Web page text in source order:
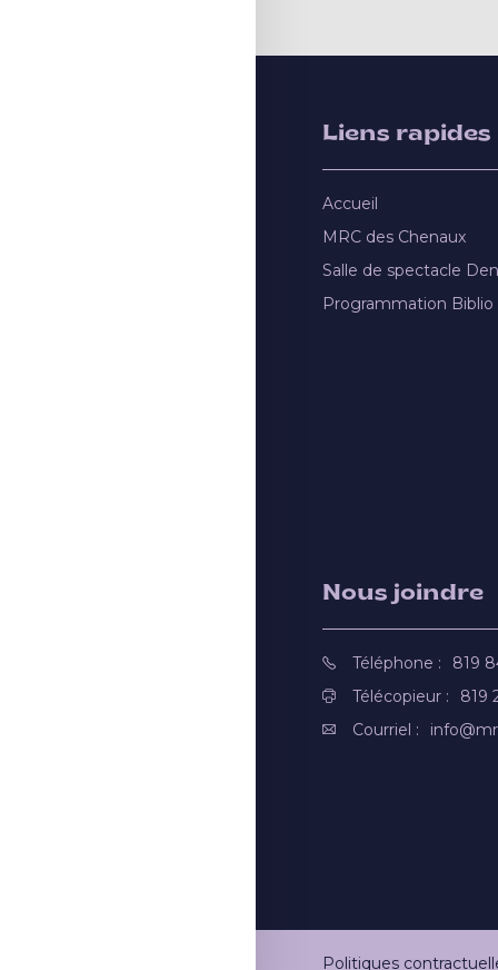
Liens rapides
Accueil
MRC des Chenaux
Salle de spectacle
Programmation Biblio
Nous joindre
Téléphone :
819
Télécopieur :
819
Courriel :
Politiques